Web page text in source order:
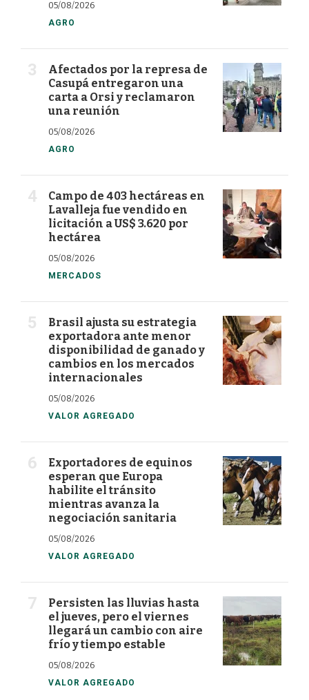
05/08/2026
AGRO
Afectados por la represa de
Casupá entregaron una
carta a Orsi y reclamaron
una reunión
05/08/2026
AGRO
Campo de 403 hectáreas en
Lavalleja fue vendido en
licitación a US$ 3.620 por
hectárea
05/08/2026
MERCADOS
Brasil ajusta su estrategia
exportadora ante menor
disponibilidad de ganado y
cambios en los mercados
internacionales
05/08/2026
VALOR AGREGADO
Exportadores de equinos
esperan que Europa
habilite el tránsito
mientras avanza la
negociación sanitaria
05/08/2026
VALOR AGREGADO
Persisten las lluvias hasta
el jueves, pero el viernes
llegará un cambio con aire
frío y tiempo estable
05/08/2026
VALOR AGREGADO